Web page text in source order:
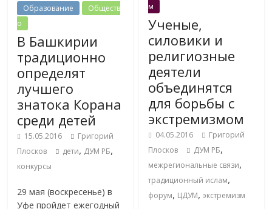
Образование
Обществ
о
В Башкирии
традиционно
определят
лучшего
знатока Корана
среди детей
15.05.2016
Григорий
Плосков
дети, ДУМ РБ,
конкурсы
29 мая (воскресенье) в
Уфе пройдет ежегодный
м
Ученые,
силовики и
религиозные
деятели
объединятся
для борьбы с
экстремизмом
04.05.2016
Григорий
Плосков
ДУМ РБ,
межрегиональные связи,
традиционный ислам,
форум, ЦДУМ,экстремизм